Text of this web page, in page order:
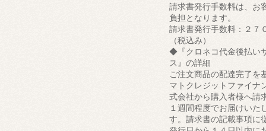
請求書発行手数料は、お
負担となります。
請求書発行手数料：２７
（税込み）
◆『クロネコ代金後払い
ス』の詳細
ご注文商品の配達完了を
マトクレジットファイナ
式会社から購入者様へ請
１週間程度でお届けいた
す。請求書の記載事項に